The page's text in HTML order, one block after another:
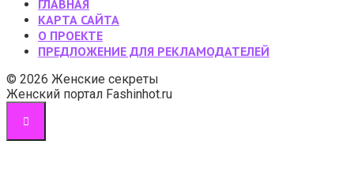
ГЛАВНАЯ
КАРТА САЙТА
О ПРОЕКТЕ
ПРЕДЛОЖЕНИЕ ДЛЯ РЕКЛАМОДАТЕЛЕЙ
© 2026 Женские секреты
Женский портал Fashinhot.ru